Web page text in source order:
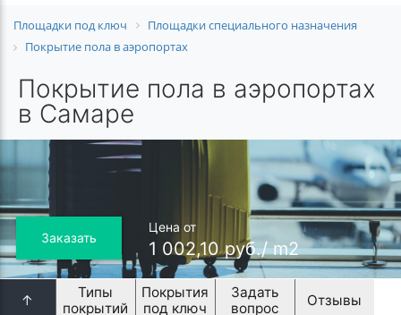
Площадки под ключ
Площадки специального назначения
Покрытие пола в аэропортах
Покрытие пола в аэропортах
в Самаре
Заказать
Цена от
1 002,10 руб./ m2
↑
Типы
покрытий
Покрытия
под ключ
Задать
вопрос
Отзывы